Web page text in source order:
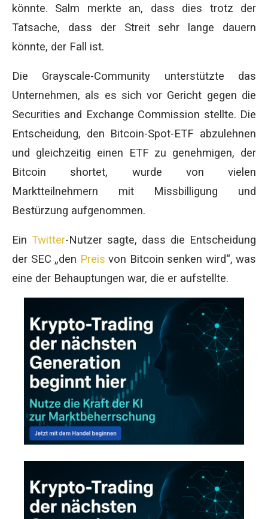
könnte. Salm merkte an, dass dies trotz der
Tatsache, dass der Streit sehr lange dauern
könnte, der Fall ist.
Die Grayscale-Community unterstützte das
Unternehmen, als es sich vor Gericht gegen die
Securities and Exchange Commission stellte. Die
Entscheidung, den Bitcoin-Spot-ETF abzulehnen
und gleichzeitig einen ETF zu genehmigen, der
Bitcoin shortet, wurde von vielen
Marktteilnehmern mit Missbilligung und
Bestürzung aufgenommen.
Ein Twitter-Nutzer sagte, dass die Entscheidung
der SEC „den Preis von Bitcoin senken wird“, was
eine der Behauptungen war, die er aufstellte.